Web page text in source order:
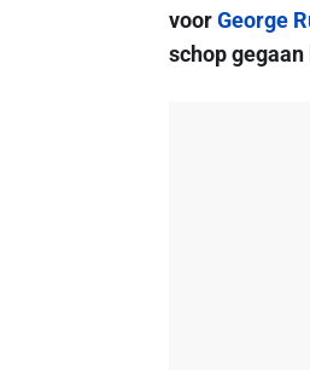
voorGeorge
schop